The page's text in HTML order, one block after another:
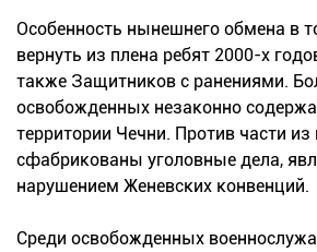
Особенность нынешнего обмена в
вернуть из плена ребят 2000-х
также Защитников с ранениями.
освобожденных незаконно
территории Чечни. Против части
сфабрикованы уголовные дела,
нарушением Женевских конвенций.
Среди освобожденных